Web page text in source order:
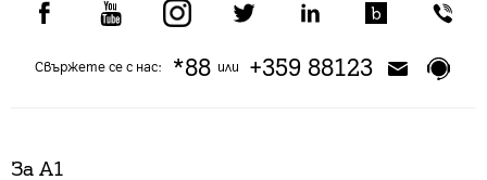
Свържете се с нас: *88или +359 88123
За А1